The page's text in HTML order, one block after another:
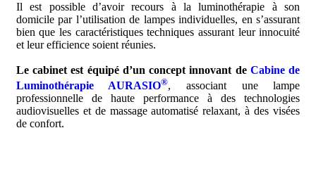
Il est possible d’avoir recours à la luminothérapie à son
domicile par l’utilisation de lampes individuelles, en s’assurant
bien que les caractéristiques techniques assurant leur innocuité
et leur efficience soient réunies.
Le cabinet est équipé d’un concept innovant de Cabine de
Luminothérapie AURASIO®, associant une lampe
professionnelle de haute performance à des technologies
audiovisuelles et de massage automatisé relaxant, à des visées
de confort.